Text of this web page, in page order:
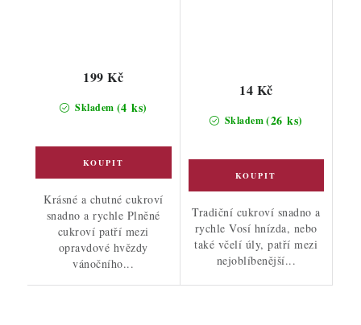
Skladem (4 ks)
199 Kč
Krásné a chutné cukroví
snadno a rychle Plněné
cukroví patří mezi
opravdové hvězdy
vánočního...
Skladem(26 ks)
14 Kč
Tradiční cukroví snadno a
rychle Vosí hnízda, nebo
také včelí úly, patří mezi
nejoblíbenější...